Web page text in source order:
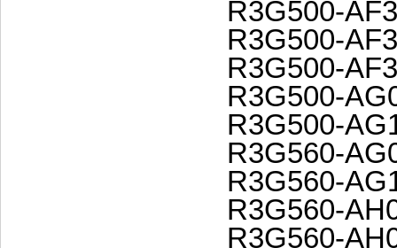
R3G500-
R3G500-
R3G500-
R3G500-
R3G500-
R3G560-
R3G560-
R3G560-
R3G560-